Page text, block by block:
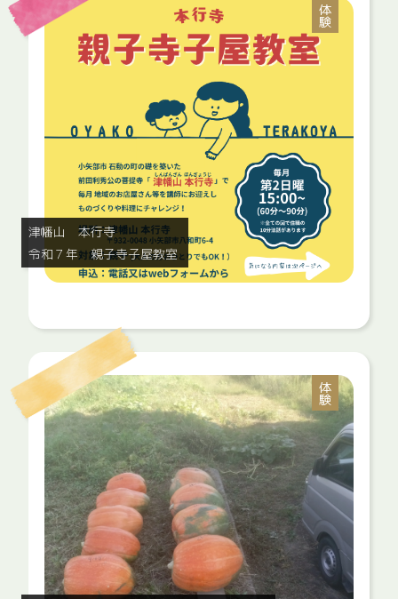
津幡山 本行寺
令和７年 親子寺子屋教室
体験
体験